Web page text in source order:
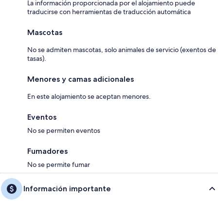
La información proporcionada por el alojamiento puede
traducirse con herramientas de traducción automática
Mascotas
No se admiten mascotas, solo animales de servicio (exentos de
tasas).
Menores y camas adicionales
En este alojamiento se aceptan menores.
Eventos
No se permiten eventos
Fumadores
No se permite fumar
Información importante